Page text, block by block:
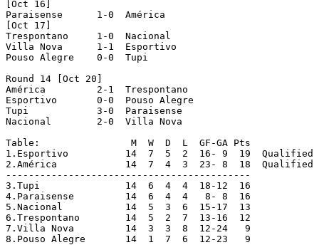
[Oct 16]
Paraisense  	1-0  América
[Oct 17]
Trespontano	1-0  Nacional
Villa Nova	1-1  Esportivo
Pouso Alegre  	0-0  Tupi
Round 14 [Oct 20]
América  	2-1  Trespontano
Esportivo  	0-0  Pouso Alegre
Tupi	  	3-0  Paraisense
Nacional  	2-0  Villa Nova
Table:                M  W  D  L  GF-GA Pts
1.Esportivo 	     14  7  5  2  16- 9  19  Qualified
2.América 	     14  7  4  3  23- 8  18  Qualified
-------------------------------------------
3.Tupi	 	     14  6  4  4  18-12  16
4.Paraisense 	     14  6  4  4   8- 8  16
5.Nacional 	     14  5  3  6  15-17  13
6.Trespontano 	     14  5  2  7  13-16  12
7.Villa Nova 	     14  3  3  8  12-24   9
8.Pouso Alegre	     14  1  7  6  12-23   9